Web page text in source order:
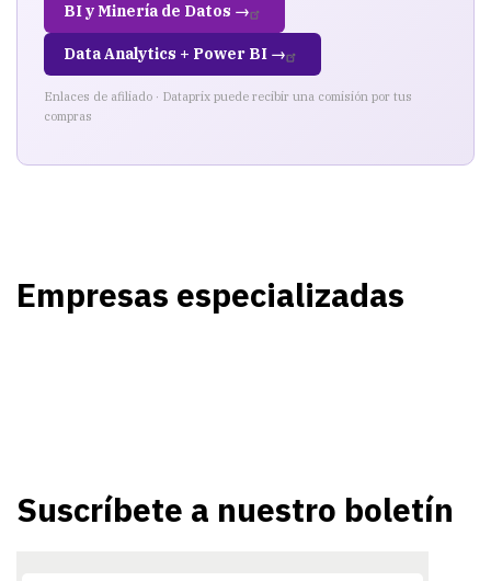
BI y Minería de Datos →
Data Analytics + Power BI →
Enlaces de afiliado · Dataprix puede recibir una comisión por tus
compras
Empresas especializadas
Suscríbete a nuestro boletín